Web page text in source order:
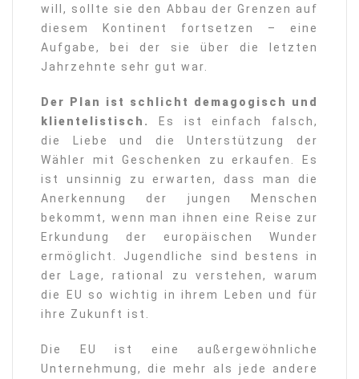
will, sollte sie den Abbau der Grenzen auf
diesem Kontinent fortsetzen – eine
Aufgabe, bei der sie über die letzten
Jahrzehnte sehr gut war.
Der Plan ist schlicht demagogisch und
klientelistisch.
Es ist einfach falsch,
die Liebe und die Unterstützung der
Wähler mit Geschenken zu erkaufen. Es
ist unsinnig zu erwarten, dass man die
Anerkennung der jungen Menschen
bekommt, wenn man ihnen eine Reise zur
Erkundung der europäischen Wunder
ermöglicht. Jugendliche sind bestens in
der Lage, rational zu verstehen, warum
die EU so wichtig in ihrem Leben und für
ihre Zukunft ist.
Die EU ist eine außergewöhnliche
Unternehmung, die mehr als jede andere